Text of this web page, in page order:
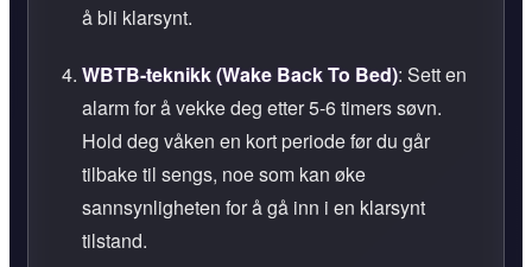
å bli klarsynt.
WBTB-teknikk (Wake Back To Bed): Sett en
alarm for å vekke deg etter 5-6 timers søvn.
Hold deg våken en kort periode før du går
tilbake til sengs, noe som kan øke
sannsynligheten for å gå inn i en klarsynt
tilstand.